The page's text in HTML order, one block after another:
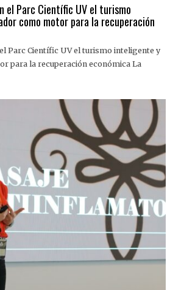
el Parc Científic UV el turismo
como motor para la recuperación
Parc Científic UV el turismo inteligente y
para la recuperación económica La